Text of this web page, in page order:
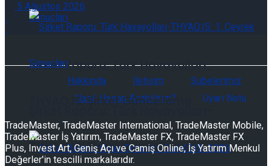
Şirket Raporu: Türk Havayolları-
THYAO.IS: Şirket Güncelleme
THYAO.IS: Şirket Güncelleme
5 Ağustos 2026
Hakkında İletişim
Şubelerimiz
Nasıl Hesap Açabilirim?
Uyarı Notu
TradeMaster, TradeMaster International, TradeMaster Mobile,
TradeMaster İş Yatırım, TradeMaster FX, TradeMaster FX
Plus, Invest Art, Geniş Açı ve Camiş Online, İş Yatırım Menkul
Değerler'in tescilli markalarıdır.